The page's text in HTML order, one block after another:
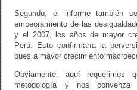
Segundo, el informe también
empeoramiento de las
y el 2007, los años de mayor
Perú. Esto confirmaría la
pues a mayor crecimiento
Obviamente, aquí requerimos
metodología y nos